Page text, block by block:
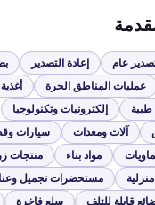
عام إعادة التصدير
عمليات المناطق الحرة
طبية
إلكترونيات وتكنولوجيا
آلات ومعدات
سيارات
مواد بناء
منتجات
مستحضرات تجميل
قابلة للتلف سلع فاخرة